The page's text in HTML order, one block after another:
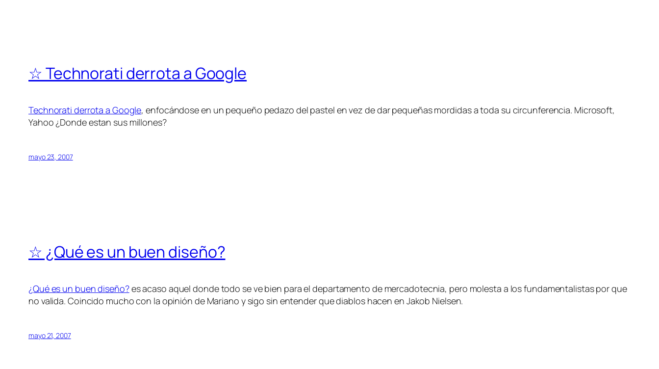
☆ Technorati derrota a Google
Technorati derrota a Google, enfocándose en un pequeño pedazo del pastel en vez de dar pequeñas mordidas a toda su circunferencia. Microsoft,
Yahoo ¿Donde estan sus millones?
mayo 23, 2007
☆ ¿Qué es un buen diseño?
¿Qué es un buen diseño?es acaso aquel donde todo se ve bien para el departamento de mercadotecnia, pero molesta a los fundamentalistas por que
no valida. Coincido mucho con la opinión de Mariano y sigo sin entender que diablos hacen en Jakob Nielsen.
mayo 21, 2007